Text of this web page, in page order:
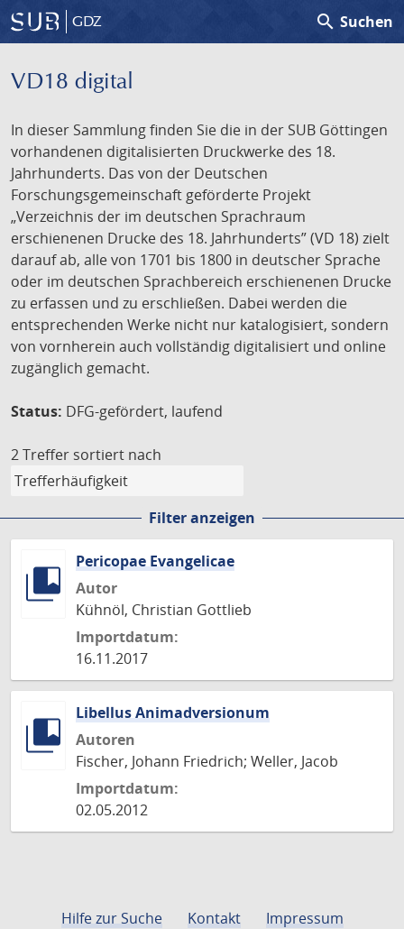
GDZ search Suchen
VD18 digital
In dieser Sammlung finden Sie die in der SUB Göttingen
vorhandenen digitalisierten Druckwerke des 18.
Jahrhunderts. Das von der Deutschen
Forschungsgemeinschaft geförderte Projekt
„Verzeichnis der im deutschen Sprachraum
erschienenen Drucke des 18. Jahrhunderts” (VD 18) zielt
darauf ab, alle von 1701 bis 1800 in deutscher Sprache
oder im deutschen Sprachbereich erschienenen Drucke
zu erfassen und zu erschließen. Dabei werden die
entsprechenden Werke nicht nur katalogisiert, sondern
von vornherein auch vollständig digitalisiert und online
zugänglich gemacht.
Status: DFG-gefördert, laufend
2 Treffer sortiert nach
Filter anzeigen
Pericopae Evangelicae
Autor
Kühnöl, Christian Gottlieb
Importdatum:
16.11.2017
Libellus Animadversionum
Autoren
Fischer, Johann Friedrich; Weller, Jacob
Importdatum:
02.05.2012
Hilfe zur Suche Kontakt
Impressum